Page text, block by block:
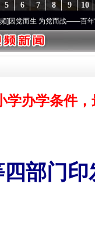
10
9
8
7
6
5
党而战——百年“纪”事⑧加强
学办学条件
部门